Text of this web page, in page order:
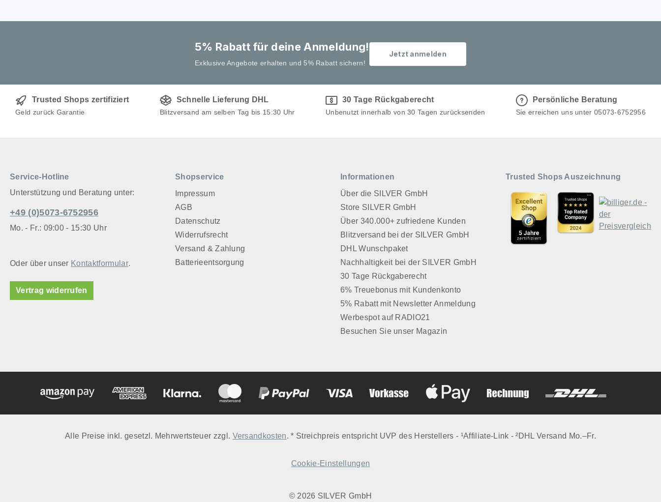
5% Rabatt für deine Anmeldung!
Exklusive Angebote erhalten und 5% Rabatt sichern!
Jetzt anmelden
Trusted Shops zertifiziert
Geld zurück Garantie
Schnelle Lieferung DHL
Blitzversand am selben Tag bis 15:30 Uhr
30 Tage Rückgaberecht
Unbenutzt innerhalb von 30 Tagen zurücksenden
Persönliche Beratung
Sie erreichen uns unter 05073-6752956
Service-Hotline
Unterstützung und Beratung unter:
+49 (0)5073-6752956
Mo. - Fr.: 09:00 - 15:30 Uhr
Oder über unser Kontaktformular.
Vertrag widerrufen
Shopservice
Impressum
AGB
Datenschutz
Widerrufsrecht
Versand & Zahlung
Batterieentsorgung
Informationen
Über die SILVER GmbH
Store SILVER GmbH
Über 340.000+ zufriedene Kunden
Blitzversand bei der SILVER GmbH
DHL Wunschpaket
Nachhaltigkeit bei der SILVER GmbH
30 Tage Rückgaberecht
6% Treuebonus mit Kundenkonto
5% Rabatt mit Newsletter Anmeldung
Werbespot auf RADIO21
Besuchen Sie unser Magazin
Trusted Shops Auszeichnung
Alle Preise inkl. gesetzl. Mehrwertsteuer zzgl. Versandkosten. * Streichpreis entspricht UVP des Herstellers - ¹Affiliate-Link - ²DHL Versand Mo.–Fr.
Cookie-Einstellungen
© 2026 SILVER GmbH